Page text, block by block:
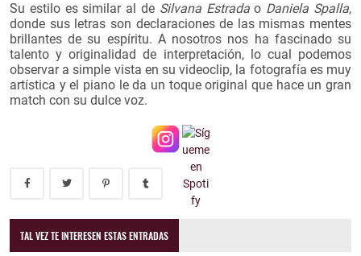
Su estilo es similar al de Silvana Estradao Daniela Spalla,
donde sus letras son declaraciones de las mismas mentes
brillantes de su espíritu. A nosotros nos ha fascinado su
talento y originalidad de interpretación, lo cual podemos
observar a simple vista en su videoclip, la fotografía es muy
artística y el piano le da un toque original que hace un gran
match con su dulce voz.
TAL VEZ TE INTERESEN ESTAS ENTRADAS